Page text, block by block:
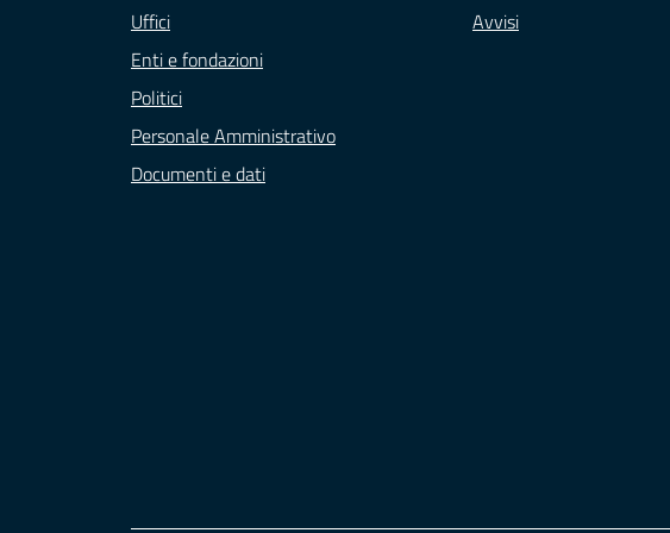
Uffici
Enti e fondazioni
Politici
Personale Amministrativo
Documenti e dati
Avvisi